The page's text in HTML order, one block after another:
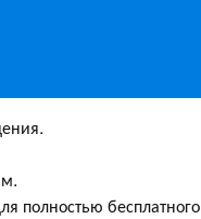
полностью бесплатного